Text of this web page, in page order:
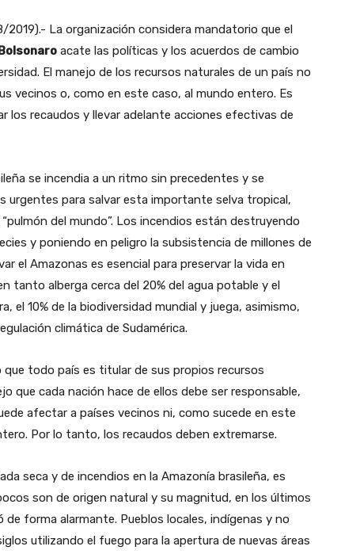
2019).- La organización considera mandatorio que el
acate las políticas y los acuerdos de cambio
El manejo de los recursos naturales de un país no
vecinos o, como en este caso, al mundo entero. Es
los recaudos y llevar adelante acciones efectivas de
se incendia a un ritmo sin precedentes y se
urgentes para salvar esta importante selva tropical,
del mundo”. Los incendios están destruyendo
y poniendo en peligro la subsistencia de millones de
el Amazonas es esencial para preservar la vida en
tanto alberga cerca del 20% del agua potable y el
el 10% de la biodiversidad mundial y juega, asimismo,
climática de Sudamérica.
que todo país es titular de sus propios recursos
que cada nación hace de ellos debe ser responsable,
afectar a países vecinos ni, como sucede en este
Por lo tanto, los recaudos deben extremarse.
seca y de incendios en la Amazonía brasileña, es
son de origen natural y su magnitud, en los últimos
de forma alarmante. Pueblos locales, indígenas y no
utilizando el fuego para la apertura de nuevas áreas